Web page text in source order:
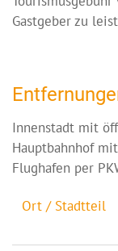
Gastgeber zu
Innenstadt mit
Hauptbahnhof
Flughafen per
Ort / Stadtteil